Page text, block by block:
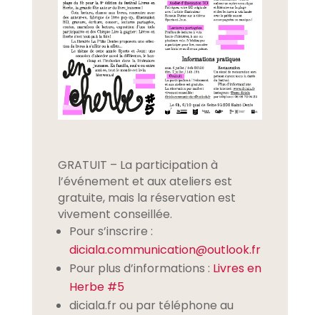
GRATUIT – La participation à
l’événement et aux ateliers est
gratuite, mais la réservation est
vivement conseillée.
Pour s’inscrire :
diciala.communication@outlook.fr
Pour plus d’informations : Livres en
Herbe #5
diciala.fr ou par téléphone au